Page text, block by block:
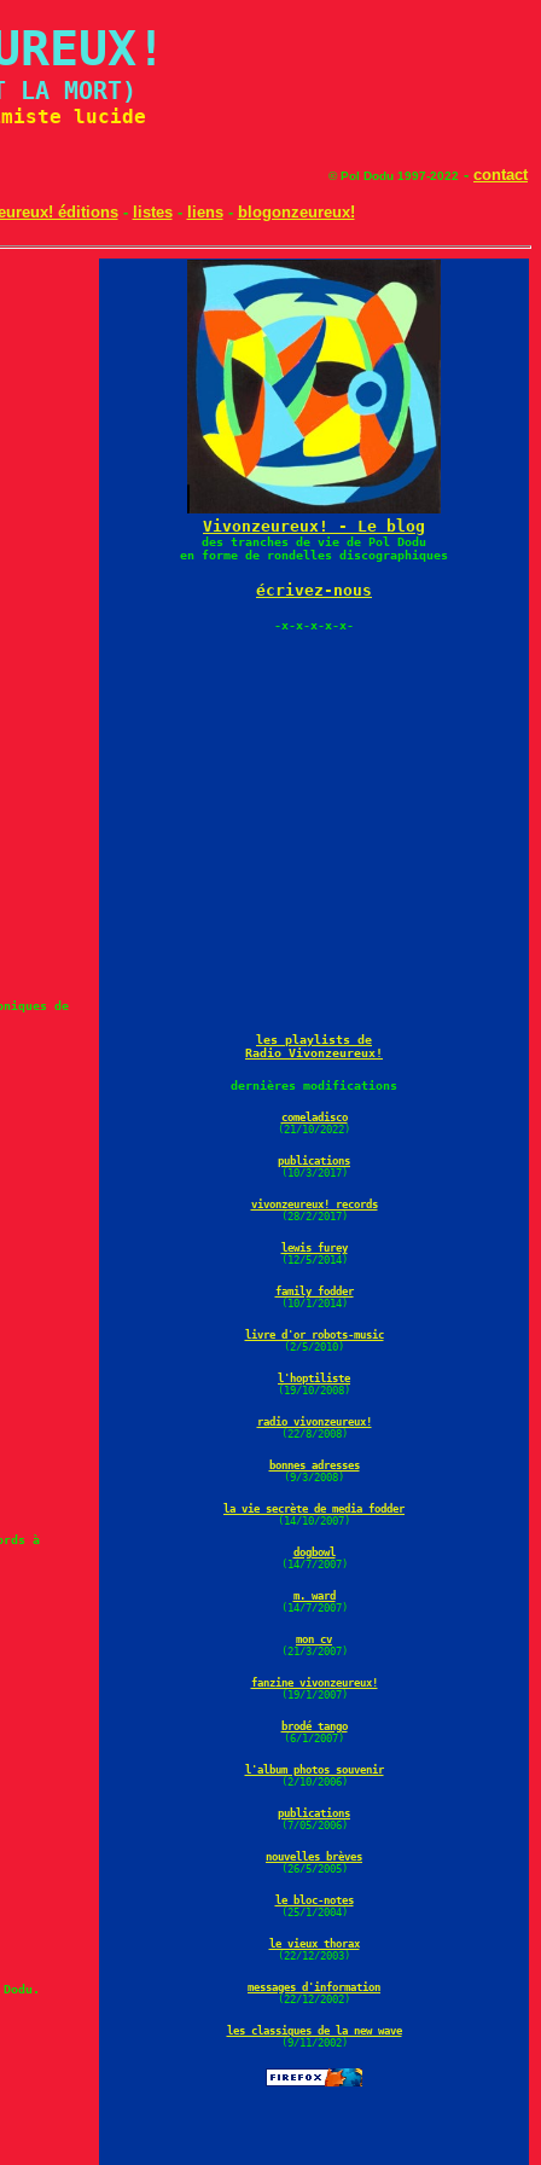
LA MORT)
lucide
© Pol Dodu 1997-2022 - contact
éditions- listes- liens- blogonzeureux!
de
à
Vivonzeureux! - Le blog
des tranches de vie de Pol Dodu
en forme de rondelles discographiques
écrivez-nous
-x-x-x-x-x-
les playlists de
Radio Vivonzeureux!
dernières modifications
comeladisco
(21/10/2022)
publications
(10/3/2017)
vivonzeureux! records
(28/2/2017)
lewis furey
(12/5/2014)
family fodder
(10/1/2014)
livre d'or robots-music
(2/5/2010)
l'hoptiliste
(19/10/2008)
radio vivonzeureux!
(22/8/2008)
bonnes adresses
(9/3/2008)
la vie secrète de media fodder
(14/10/2007)
dogbowl
(14/7/2007)
m. ward
(14/7/2007)
mon cv
(21/3/2007)
fanzine vivonzeureux!
(19/1/2007)
brodé tango
(6/1/2007)
l'album photos souvenir
(2/10/2006)
publications
(7/05/2006)
nouvelles brèves
(26/5/2005)
le bloc-notes
(25/1/2004)
le vieux thorax
(22/12/2003)
messages d'information
(22/12/2002)
les classiques de la new wave
(9/11/2002)